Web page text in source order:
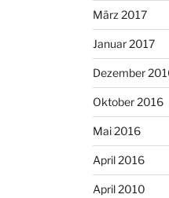
März 2017
Januar 2017
Dezember
Oktober 2016
Mai 2016
April 2016
April 2010